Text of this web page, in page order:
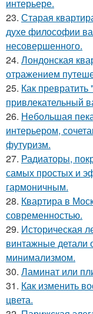
интерьере.
23. Старая
духе философии
несовершенного.
24. Лондонская
отражением
25. Как
привлекательный
26. Небольшая
интерьером,
футуризм.
27. Радиаторы,
самых простых и
гармоничным.
28. Квартира в
современностью.
29. Историческая
винтажные детали
минимализмом.
30. Ламинат или
31. Как изменить
цвета.